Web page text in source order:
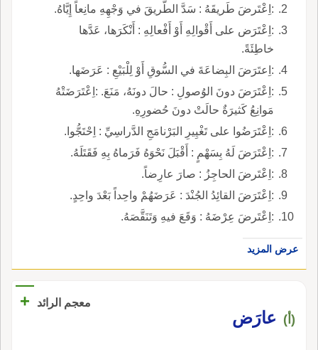
:اِعْتَرضَ طَريقَهُ : سَدَّ الطَّريقَ في وَجْهِهِ مانِعاً إِيَّاهُ.
:اِعْتَرَض على أَقْوالِهِ أَوْ أَفْعالِهِ : أَنْكَرَها، عَدَّها
خاطِئَةً.
:اِعتَرَضَ البِضاعَةَ في السُّوقِ أَوْ لِلْبَيْعِ : عَرَضَها.
:اِعْتَرَضَ دونَ الوُصولِ : حالَ دونَهُ، مَنَعَ. :اِعْتَرَضَتْهُ
مَوانِعُ كَثيرَةٌ حالَتْ دونَ حُضورِهِ.
:اِعْتَرَضُوا على تَغْيِيرِ البَرْنامَجِ الدَّراسِيِّ : اِحْتَجُّوا.
:اِعْتَرَضَ لَهُ بِسَهْمٍ : أَقْبَلَ نَحْوَهُ فَرَماهُ بِهِ فَقَتَلَهُ.
:اِعْتَرضَ الحاجِزُ : صارَ عارِضاً.
:اِعْتَرَضَ القائِدُ الجُنْدَ : عَرَضَهُمْ واحِداً بَعْدَ واحِدٍ.
:اِعْتَرضَ عِرْضَهُ : وَقَعَ فيهِ وَتَنَقَّصَهُ.
عرض المزيد
معجم الرائد +
(أ) عارَض